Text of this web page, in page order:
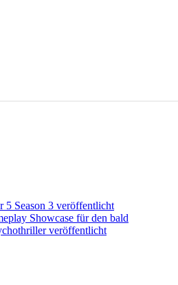
Season 3 veröffentlicht
Showcase für den bald
veröffentlicht